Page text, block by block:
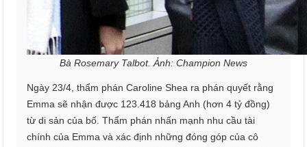
Bà Rosemary Talbot. Ảnh: Champion News
Ngày 23/4, thẩm phán Caroline Shea ra phán quyết rằng
Emma sẽ nhận được 123.418 bảng Anh (hơn 4 tỷ đồng)
từ di sản của bố. Thẩm phán nhấn mạnh nhu cầu tài
chính của Emma và xác định những đóng góp của cô